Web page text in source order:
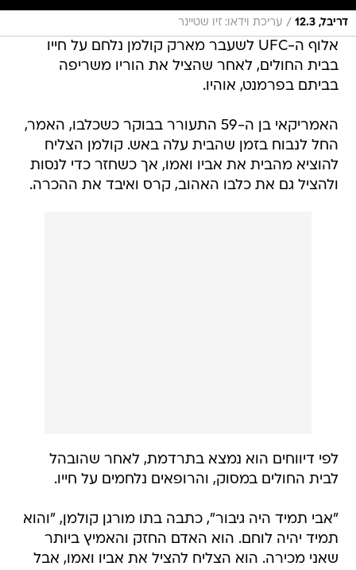
דריבל, 12.3 / עריכת וידאו: זיו שטיינר
אלוף ה-UFC לשעבר מארק קולמן נלחם על חייו
בבית החולים, לאחר שהציל את הוריו משריפה
בביתם בפרמנט, אוהיו.
האמריקאי בן ה-59 התעורר בבוקר כשכלבו, האמר,
החל לנבוח בזמן שהבית עלה באש. קולמן הצליח
להוציא מהבית את אביו ואמו, אך כשחזר כדי לנסות
ולהציל גם את כלבו האהוב, קרס ואיבד את ההכרה.
לפי דיווחים הוא נמצא בתרדמת, לאחר שהובהל
לבית החולים במסוק, והרופאים נלחמים על חייו.
"אבי תמיד היה גיבור", כתבה בתו מורגן קולמן, "והוא
תמיד יהיה לוחם. הוא האדם החזק והאמיץ ביותר
שאני מכירה. הוא הצליח להציל את אביו ואמו, אבל